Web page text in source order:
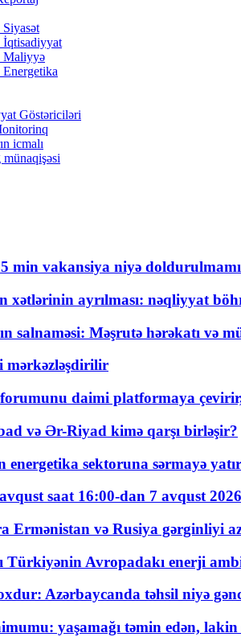
İqtisadiyyat
Maliyyə
Göstəriciləri
icmalı
münaqişəsi
min vakansiya niyə
xətlərinin ayrılması: nəqliyyat
salnaməsi: Məşrutə hərəkatı və
mərkəzləşdirilir
forumunu daimi platformaya
və Ər-Riyad kimə qarşı birləşir?
sektoruna sərmayə
saat 16:00-dan 7 avqust
Ermənistan və Rusiya gərginliyi
Türkiyənin Avropadakı enerji
Azərbaycanda təhsil niyə
yaşamağı təmin edən,